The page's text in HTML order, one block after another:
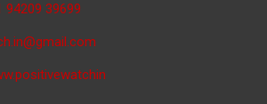
94209 39699